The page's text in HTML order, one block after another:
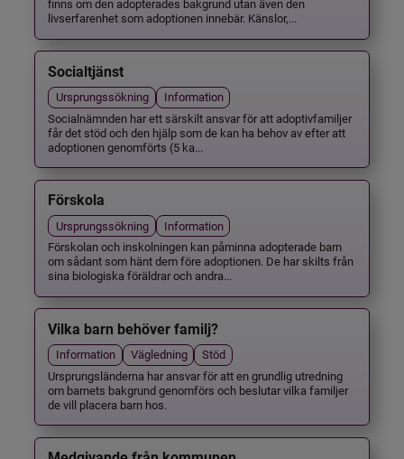
finns om den adopterades bakgrund utan även den
livserfarenhet som adoptionen innebär. Känslor,...
Socialtjänst
Ursprungssökning
Information
Socialnämnden har ett särskilt ansvar för att adoptivfamiljer
får det stöd och den hjälp som de kan ha behov av efter att
adoptionen genomförts (5 ka...
Förskola
Ursprungssökning
Information
Förskolan och inskolningen kan påminna adopterade barn
om sådant som hänt dem före adoptionen. De har skilts från
sina biologiska föräldrar och andra...
Vilka barn behöver familj?
Information Vägledning
Stöd
Ursprungsländerna har ansvar för att en grundlig utredning
om barnets bakgrund genomförs och beslutar vilka familjer
de vill placera barn hos.